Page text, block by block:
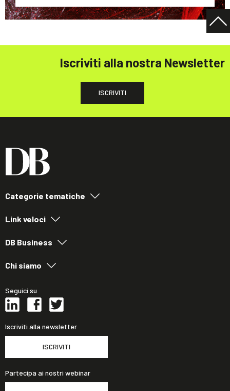
Iscriviti alla nostra Newsletter
ISCRIVITI
Categorie tematiche
Link veloci
DB Business
Chi siamo
Seguici su
Iscriviti alla newsletter
ISCRIVITI
Partecipa ai nostri webinar